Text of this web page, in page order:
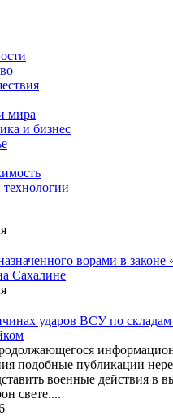
мира
и бизнес
ворами в законе
Сахалине
ударов ВСУ по складам
подобные публикации
военные действия в
свете....